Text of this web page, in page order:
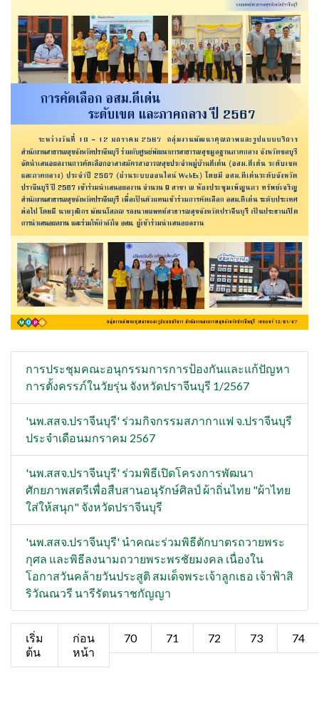
การประชุมคณะอนุกรรมการการป้องกันและแก้ปัญหา
การตั้งครรภ์ในวัยรุ่น จังหวัดปราจีนบุรี 1/2567
'นพ.สสจ.ปราจีนบุรี' ร่วมกิจกรรมสภากาแฟ จ.ปราจีนบุรี
ประจำเดือนมกราคม 2567
'นพ.สสจ.ปราจีนบุรี' ร่วมพิธีเปิดโครงการพัฒนา
ศักยภาพสตรีเพื่อสืบสานอนุรักษ์ศิลป์ ผ้าถิ่นไทย "ผ้าไทย
ใส่ให้สนุก" จังหวัดปราจีนบุรี
'นพ.สสจ.ปราจีนบุรี' นำคณะร่วมพิธีตักบาตรถวายพระ
กุศล และพิธีลงนามถวายพระพรชัยมงคล เนื่องใน
โอกาสวันคล้ายวันประสูติ สมเด็จพระเจ้าลูกเธอ เจ้าฟ้าสิ
ริวัณณวรี นารีรัตนราชกัญญา
เริ่ม
ต้น
ก่อน
หน้า
70 71 72 73 74